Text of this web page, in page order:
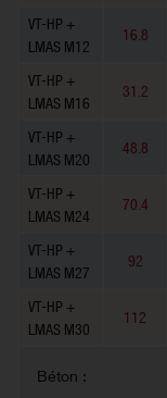
VT-HP +
LMAS M12
16.8
VT-HP +
LMAS M16
31.2
VT-HP +
LMAS M20
48.8
VT-HP +
LMAS M24
70.4
VT-HP +
LMAS M27
92
VT-HP +
LMAS M30
112
Béton :